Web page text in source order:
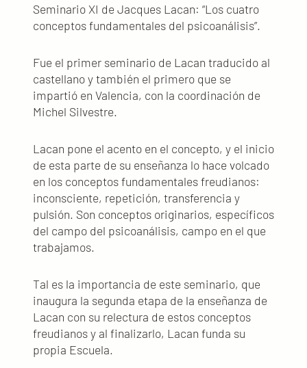
Seminario XI de Jacques Lacan: “Los cuatro
conceptos fundamentales del psicoanálisis”.
Fue el primer seminario de Lacan traducido al
castellano y también el primero que se
impartió en Valencia, con la coordinación de
Michel Silvestre.
Lacan pone el acento en el concepto, y el inicio
de esta parte de su enseñanza lo hace volcado
en los conceptos fundamentales freudianos:
inconsciente, repetición, transferencia y
pulsión. Son conceptos originarios, específicos
del campo del psicoanálisis, campo en el que
trabajamos.
Tal es la importancia de este seminario, que
inaugura la segunda etapa de la enseñanza de
Lacan con su relectura de estos conceptos
freudianos y al finalizarlo, Lacan funda su
propia Escuela.